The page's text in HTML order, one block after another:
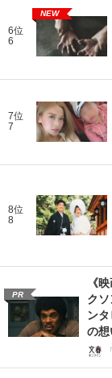
6位
6
NEW
7位
7
8位
8
PR
《
ク
ン
の想